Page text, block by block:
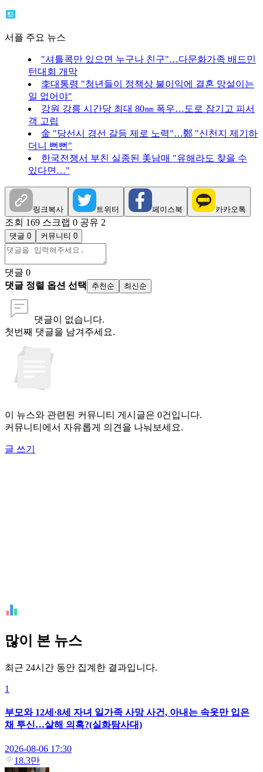
서플 주요 뉴스
"셔틀콕만 있으면 누구나 친구"…다문화가족 배드민
턴대회 개막
李대통령 "청년들이 정책상 불이익에 결혼 망설이는
일 없어야"
강원 강릉 시간당 최대 80㎜ 폭우…도로 잠기고 피서
객 고립
金 "당선시 경선 갈등 제로 노력"…鄭 "신천지 제기하
더니 뻔뻔"
한국전쟁서 부친 실종된 美남매 "유해라도 찾을 수
있다면…"
링크복사 트위터 페이스북 카카오톡
조회 169 스크랩 0 공유 2
댓글 0 커뮤니티 0
댓글 0
댓글 정렬 옵션 선택
추천순 최신순
댓글이 없습니다.
첫번째 댓글을 남겨주세요.
이 뉴스와 관련된 커뮤니티 게시글은 0건입니다.
커뮤니티에서 자유롭게 의견을 나눠보세요.
글 쓰기
많이 본 뉴스
최근 24시간 동안 집계한 결과입니다.
1
부모와 12세·8세 자녀 일가족 사망 사건, 아내는 속옷만 입은
채 투신…살해 의혹?(실화탐사대)
2026-08-06 17:30
18.3만